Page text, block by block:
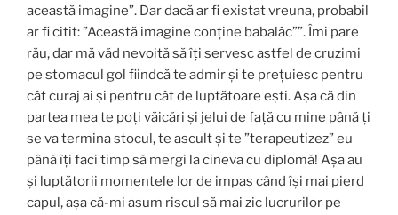
această imagine”. Dar dacă ar fi existat vreuna, probabil
ar fi citit: ”Această imagine conține babalâc””. Îmi pare
rău, dar mă văd nevoită să îți servesc astfel de cruzimi
pe stomacul gol fiindcă te admir și te prețuiesc pentru
cât curaj ai și pentru cât de luptătoare ești. Așa că din
partea mea te poți văicări și jelui de față cu mine până ți
se va termina stocul, te ascult și te ”terapeutizez” eu
până îți faci timp să mergi la cineva cu diplomă! Așa au
și luptătorii momentele lor de impas când își mai pierd
capul, așa că-mi asum riscul să mai zic lucrurilor pe